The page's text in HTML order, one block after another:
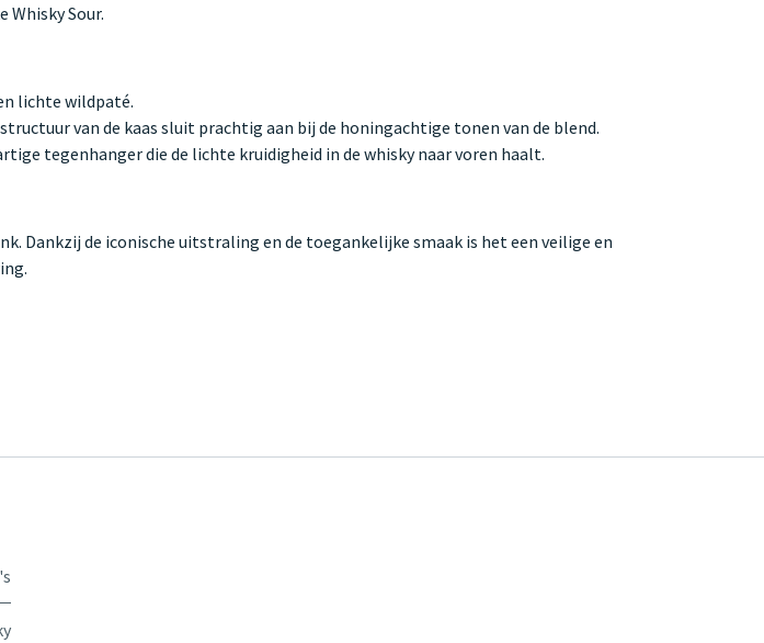
Whisky Sour.
lichte wildpaté.
van de kaas sluit prachtig aan bij de honingachtige tonen van de blend.
tegenhanger die de lichte kruidigheid in de whisky naar voren haalt.
Dankzij de iconische uitstraling en de toegankelijke smaak is het een veilige en